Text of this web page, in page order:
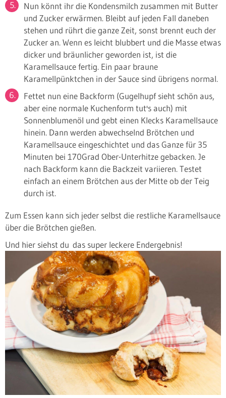
Nun könnt ihr die Kondensmilch zusammen mit Butter
und Zucker erwärmen. Bleibt auf jeden Fall daneben
stehen und rührt die ganze Zeit, sonst brennt euch der
Zucker an. Wenn es leicht blubbert und die Masse etwas
dicker und bräunlicher geworden ist, ist die
Karamellsauce fertig. Ein paar braune
Karamellpünktchen in der Sauce sind übrigens normal.
Fettet nun eine Backform (Gugelhupf sieht schön aus,
aber eine normale Kuchenform tut's auch) mit
Sonnenblumenöl und gebt einen Klecks Karamellsauce
hinein. Dann werden abwechselnd Brötchen und
Karamellsauce eingeschichtet und das Ganze für 35
Minuten bei 170Grad Ober-Unterhitze gebacken. Je
nach Backform kann die Backzeit variieren. Testet
einfach an einem Brötchen aus der Mitte ob der Teig
durch ist.
Zum Essen kann sich jeder selbst die restliche Karamellsauce
über die Brötchen gießen.
Und hier siehst du das super leckere Endergebnis!